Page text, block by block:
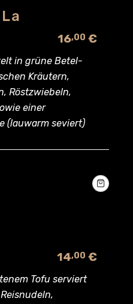
in grüne Betel-
Kräutern,
Röstzwiebeln,
einer
(lauwarm seviert)
16,00 €
Tofu serviert
14,00 €